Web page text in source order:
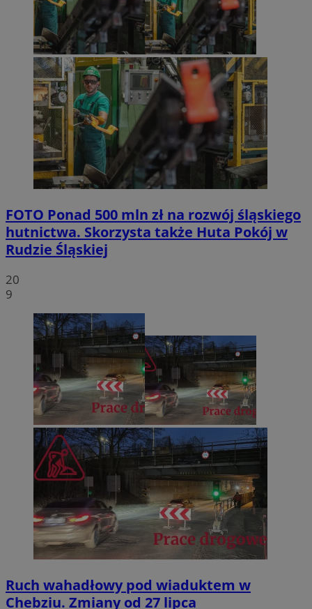
FOTO Ponad 500 mln zł na rozwój śląskiego
hutnictwa. Skorzysta także Huta Pokój w
Rudzie Śląskiej
20
9
Ruch wahadłowy pod wiaduktem w
Chebziu. Zmiany od 27 lipca